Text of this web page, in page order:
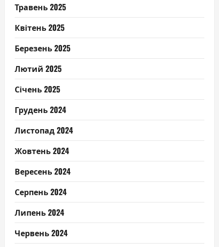
Травень 2025
Квітень 2025
Березень 2025
Лютий 2025
Січень 2025
Грудень 2024
Листопад 2024
Жовтень 2024
Вересень 2024
Серпень 2024
Липень 2024
Червень 2024